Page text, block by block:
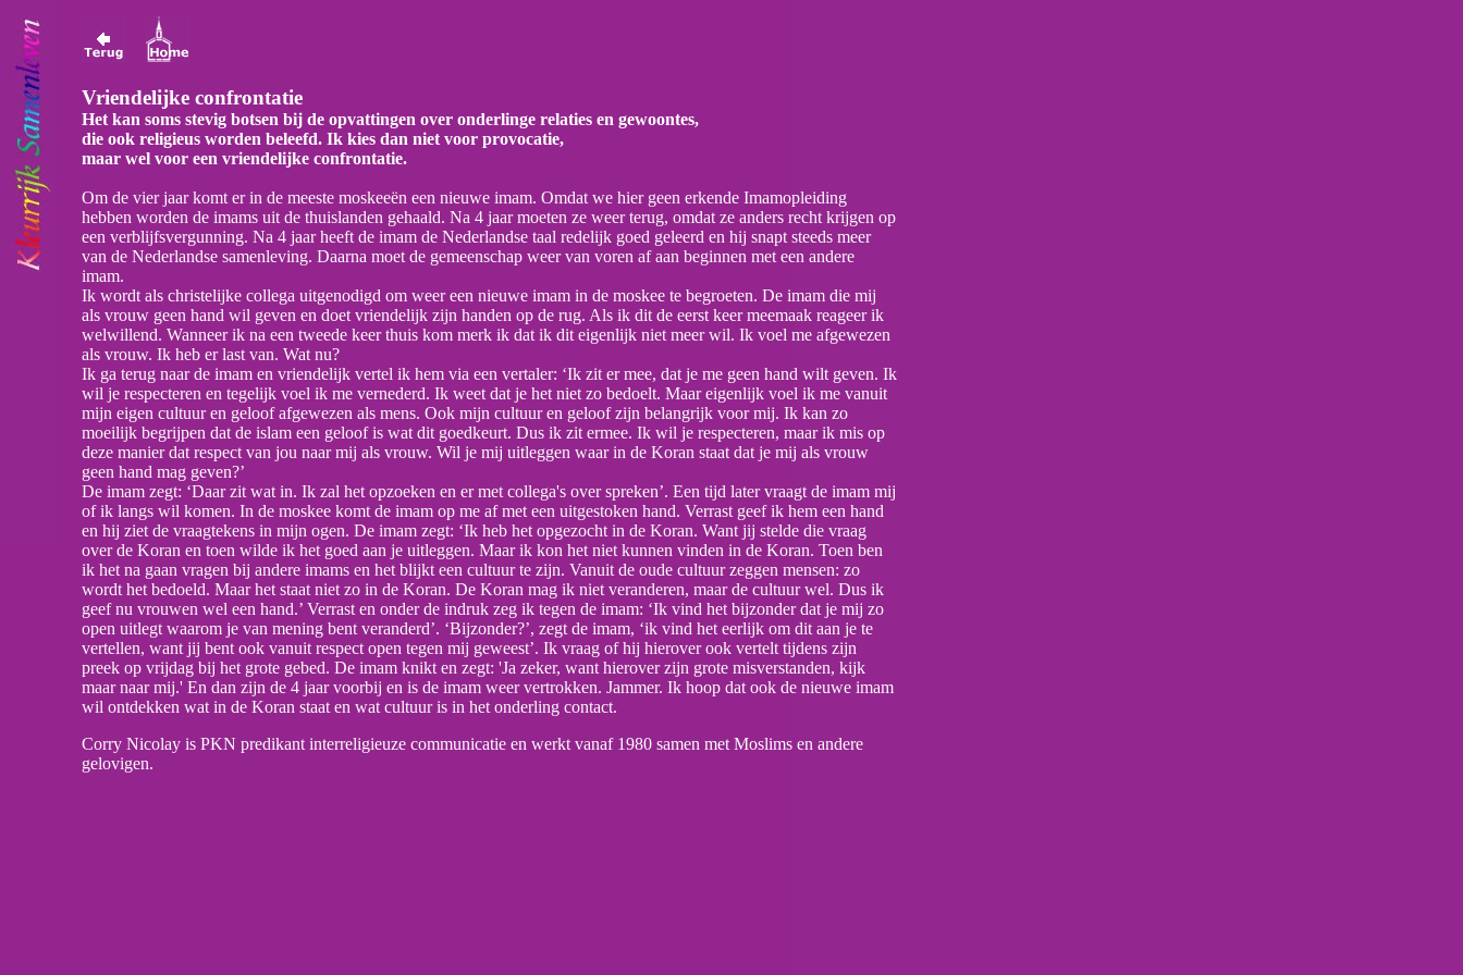
Vriendelijke confrontatie
Het kan soms stevig botsen bij de opvattingen over onderlinge relaties en gewoontes,
die ook religieus worden beleefd. Ik kies dan niet voor provocatie,
maar wel voor een vriendelijke confrontatie.
Om de vier jaar komt er in de meeste moskeeën een nieuwe imam. Omdat we hier geen erkende Imamopleiding
hebben worden de imams uit de thuislanden gehaald. Na 4 jaar moeten ze weer terug, omdat ze anders recht krijgen op
een verblijfsvergunning. Na 4 jaar heeft de imam de Nederlandse taal redelijk goed geleerd en hij snapt steeds meer
van de Nederlandse samenleving. Daarna moet de gemeenschap weer van voren af aan beginnen met een andere
imam.
Ik wordt als christelijke collega uitgenodigd om weer een nieuwe imam in de moskee te begroeten. De imam die mij
als vrouw geen hand wil geven en doet vriendelijk zijn handen op de rug. Als ik dit de eerst keer meemaak reageer ik
welwillend. Wanneer ik na een tweede keer thuis kom merk ik dat ik dit eigenlijk niet meer wil. Ik voel me afgewezen
als vrouw. Ik heb er last van. Wat nu?
Ik ga terug naar de imam en vriendelijk vertel ik hem via een vertaler: ‘Ik zit er mee, dat je me geen hand wilt geven. Ik
wil je respecteren en tegelijk voel ik me vernederd. Ik weet dat je het niet zo bedoelt. Maar eigenlijk voel ik me vanuit
mijn eigen cultuur en geloof afgewezen als mens. Ook mijn cultuur en geloof zijn belangrijk voor mij. Ik kan zo
moeilijk begrijpen dat de islam een geloof is wat dit goedkeurt. Dus ik zit ermee. Ik wil je respecteren, maar ik mis op
deze manier dat respect van jou naar mij als vrouw. Wil je mij uitleggen waar in de Koran staat dat je mij als vrouw
geen hand mag geven?’
De imam zegt: ‘Daar zit wat in. Ik zal het opzoeken en er met collega's over spreken’. Een tijd later vraagt de imam mij
of ik langs wil komen. In de moskee komt de imam op me af met een uitgestoken hand. Verrast geef ik hem een hand
en hij ziet de vraagtekens in mijn ogen. De imam zegt: ‘Ik heb het opgezocht in de Koran. Want jij stelde die vraag
over de Koran en toen wilde ik het goed aan je uitleggen. Maar ik kon het niet kunnen vinden in de Koran. Toen ben
ik het na gaan vragen bij andere imams en het blijkt een cultuur te zijn. Vanuit de oude cultuur zeggen mensen: zo
wordt het bedoeld. Maar het staat niet zo in de Koran. De Koran mag ik niet veranderen, maar de cultuur wel. Dus ik
geef nu vrouwen wel een hand.’ Verrast en onder de indruk zeg ik tegen de imam: ‘Ik vind het bijzonder dat je mij zo
open uitlegt waarom je van mening bent veranderd’. ‘Bijzonder?’, zegt de imam, ‘ik vind het eerlijk om dit aan je te
vertellen, want jij bent ook vanuit respect open tegen mij geweest’. Ik vraag of hij hierover ook vertelt tijdens zijn
preek op vrijdag bij het grote gebed. De imam knikt en zegt: 'Ja zeker, want hierover zijn grote misverstanden, kijk
maar naar mij.' En dan zijn de 4 jaar voorbij en is de imam weer vertrokken. Jammer. Ik hoop dat ook de nieuwe imam
wil ontdekken wat in de Koran staat en wat cultuur is in het onderling contact.
Corry Nicolay is PKN predikant interreligieuze communicatie en werkt vanaf 1980 samen met Moslims en andere
gelovigen.